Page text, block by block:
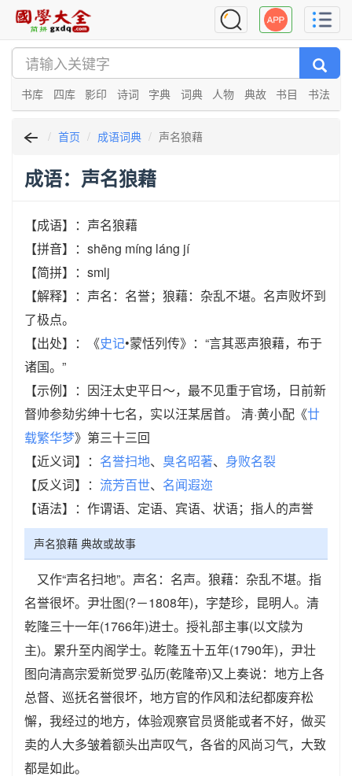
书库 四库 影印 诗词 字典 词典 人物 典故 书目 书法
首页 成语词典 声名狼藉
成语：声名狼藉
【成语】：声名狼藉
【拼音】：shēng míng láng jí
【简拼】：smlj
【解释】：声名：名誉；狼藉：杂乱不堪。名声败坏到
了极点。
【出处】：《史记•蒙恬列传》：“言其恶声狼藉，布于
诸国。”
【示例】：因汪太史平日～，最不见重于官场，日前新
督帅参劾劣绅十七名，实以汪某居首。 清·黄小配《廿
载繁华梦》第三十三回
【近义词】： 名誉扫地、 臭名昭著、 身败名裂
【反义词】： 流芳百世、 名闻遐迩
【语法】：作谓语、定语、宾语、状语；指人的声誉
声名狼藉 典故或故事
又作“声名扫地”。声名：名声。狼藉：杂乱不堪。指
名誉很坏。尹壮图(?－1808年)，字楚珍，昆明人。清
乾隆三十一年(1766年)进士。授礼部主事(以文牍为
主)。累升至内阁学士。乾隆五十五年(1790年)，尹壮
图向清高宗爱新觉罗·弘历(乾隆帝)又上奏说：地方上各
总督、巡抚名誉很坏，地方官的作风和法纪都废弃松
懈，我经过的地方，体验观察官员贤能或者不好，做买
卖的人大多皱着额头出声叹气，各省的风尚习气，大致
都是如此。